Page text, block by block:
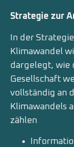
Strategie zur
In der
Klimawandel
dargelegt, wie
Gesellschaft
vollständig an
Klimawandels
zählen